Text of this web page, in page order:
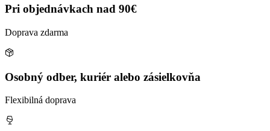
Pri objednávkach nad 90€
Doprava zdarma
Osobný odber, kuriér alebo zásielkovňa
Flexibilná doprava